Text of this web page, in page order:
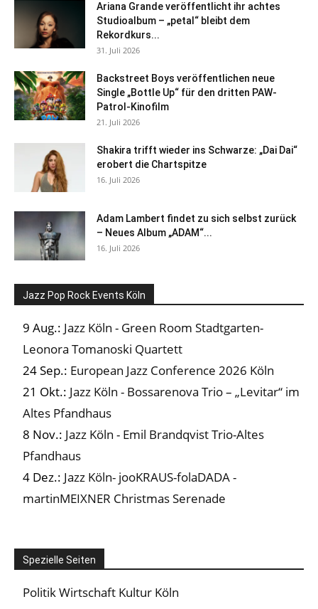
Ariana Grande veröffentlicht ihr achtes
Studioalbum – „petal“ bleibt dem
Rekordkurs...
31. Juli 2026
Backstreet Boys veröffentlichen neue
Single „Bottle Up“ für den dritten PAW-
Patrol-Kinofilm
21. Juli 2026
Shakira trifft wieder ins Schwarze: „Dai Dai“
erobert die Chartspitze
16. Juli 2026
Adam Lambert findet zu sich selbst zurück
– Neues Album „ADAM“...
16. Juli 2026
Jazz Pop Rock Events Köln
9 Aug.: Jazz Köln - Green Room Stadtgarten-
Leonora Tomanoski Quartett
24 Sep.: European Jazz Conference 2026 Köln
21 Okt.: Jazz Köln - Bossarenova Trio – „Levitar“ im
Altes Pfandhaus
8 Nov.: Jazz Köln - Emil Brandqvist Trio-Altes
Pfandhaus
4 Dez.: Jazz Köln- jooKRAUS-folaDADA -
martinMEIXNER Christmas Serenade
Spezielle Seiten
Politik Wirtschaft Kultur Köln